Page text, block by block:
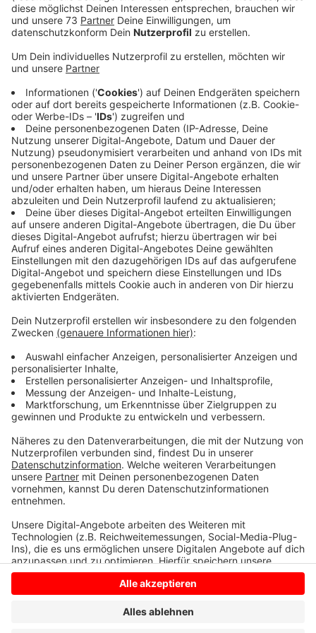
Anzeige
220.000 Euro Investition
Anzeige
Bei medizinischen Notfällen heißt es für die
Einsatzkräfte einen kühlen Kopf zu bewahren. Geht es
um ein Kind, steigt der Druck und die Situation kann für
alle Beteiligten sehr belastend sein. Deshalb gibt es
jetzt einen neuen Kindernotfallkoffer für die
Rettungsdienste hier im Westmünsterland. In dem ist -
auf einen Griff - alles drin, was Rettungskräfte und
Notärzte für einen zum Glück seltenen Kindernotfall
benötigen. Die Koffer sind alle gleich und nach den
neuesten Erkenntnissen ausgestattet, meldet die
Kreisverwaltung. Insgesamt haben der Kreis Borken
mit der Schulung kostet das insgesamt 220.000 Euro.
Die Kindernotfallkoffer sind für die Rettungs- und
Notarztwagen gedacht.
Anzeige